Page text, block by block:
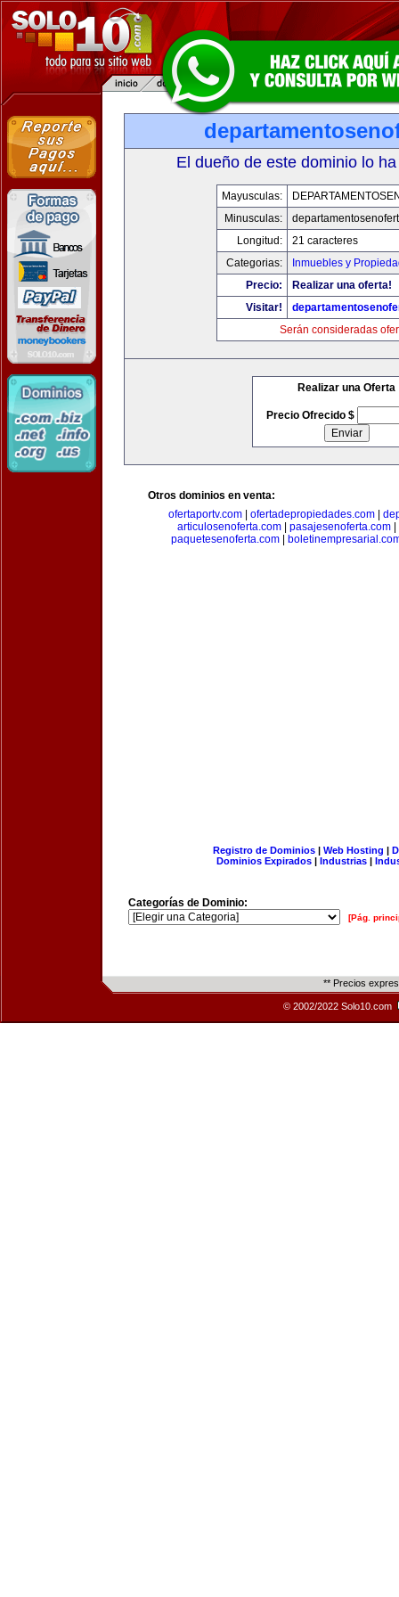
El dueño de este dominio lo
Mayusculas:
Minusculas:
Longitud:
21 caracteres
Categorias:
Inmuebles y
Precio:
Realizar una oferta!
Visitar!
Serán consideradas
Realizar una Oferta
Precio Ofrecido $
Otros dominios en venta:
ofertaportv.com
ofertadepropiedades.com
articulosenoferta.com
pasajesenoferta.com
paquetesenoferta.com|
Registro de Dominios| Web Hosting |
Dominios Expirados | Industrias |
Categorías de Dominio:
[Pág.
** Precios
© 2002/2022 Solo10.com